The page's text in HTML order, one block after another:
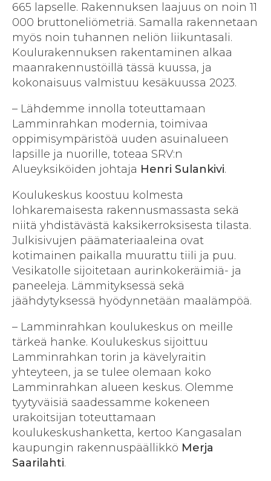
665 lapselle. Rakennuksen laajuus on noin 11
000 bruttoneliömetriä. Samalla rakennetaan
myös noin tuhannen neliön liikuntasali.
Koulurakennuksen rakentaminen alkaa
maanrakennustöillä tässä kuussa, ja
kokonaisuus valmistuu kesäkuussa 2023.
– Lähdemme innolla toteuttamaan
Lamminrahkan modernia, toimivaa
oppimisympäristöä uuden asuinalueen
lapsille ja nuorille, toteaa SRV:n
Alueyksiköiden johtaja Henri Sulankivi.
Koulukeskus koostuu kolmesta
lohkaremaisesta rakennusmassasta sekä
niitä yhdistävästä kaksikerroksisesta tilasta.
Julkisivujen päämateriaaleina ovat
kotimainen paikalla muurattu tiili ja puu.
Vesikatolle sijoitetaan aurinkokeräimiä- ja
paneeleja. Lämmityksessä sekä
jäähdytyksessä hyödynnetään maalämpöä.
– Lamminrahkan koulukeskus on meille
tärkeä hanke. Koulukeskus sijoittuu
Lamminrahkan torin ja kävelyraitin
yhteyteen, ja se tulee olemaan koko
Lamminrahkan alueen keskus. Olemme
tyytyväisiä saadessamme kokeneen
urakoitsijan toteuttamaan
koulukeskushanketta, kertoo Kangasalan
kaupungin rakennuspäällikkö Merja
Saarilahti.